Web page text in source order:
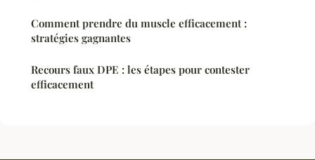
Comment prendre du muscle efficacement :
stratégies gagnantes
Recours faux DPE : les étapes pour contester
efficacement